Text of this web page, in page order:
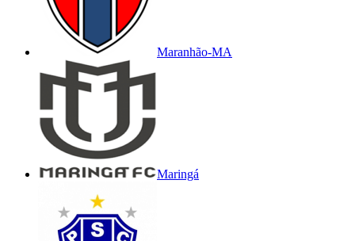
Maranhão-MA
Maringá